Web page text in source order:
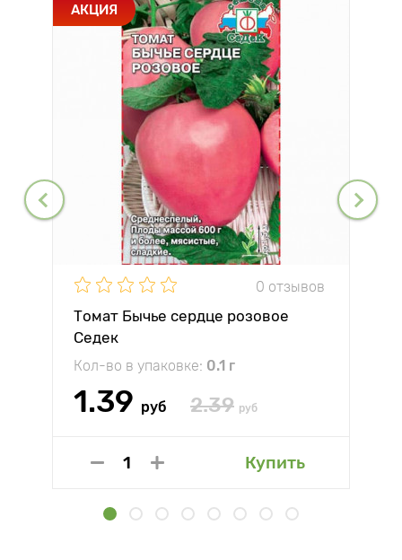
АКЦИЯ
0 отзывов
Томат Бычье сердце розовое
Седек
Кол-во в упаковке: 0.1 г
1.39 руб 2.39 руб
Купить